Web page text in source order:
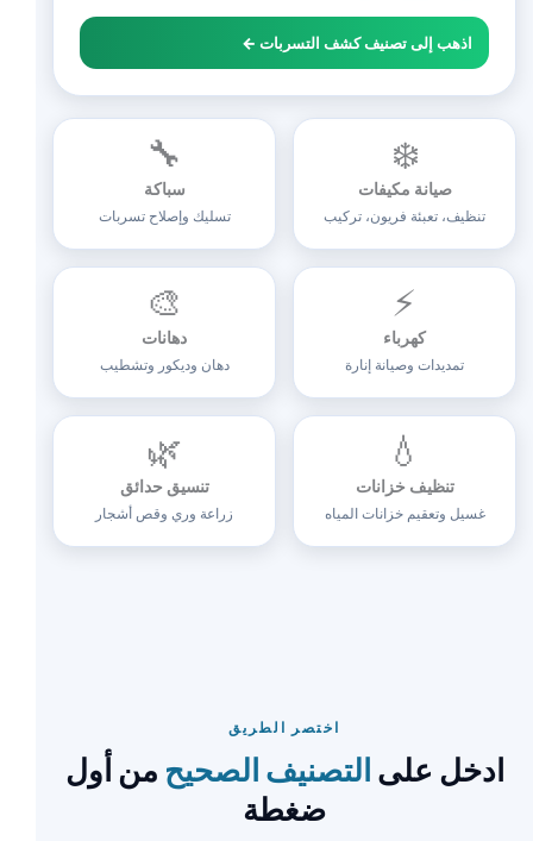
اذهب إلى تصنيف كشف التسربات ←
❄️
صيانة مكيفات
تنظيف، تعبئة فريون، تركيب
🔧
سباكة
تسليك وإصلاح تسربات
⚡
كهرباء
تمديدات وصيانة إنارة
🎨
دهانات
دهان وديكور وتشطيب
💧
تنظيف خزانات
غسيل وتعقيم خزانات المياه
🌿
تنسيق حدائق
زراعة وري وقص أشجار
اختصر الطريق
ادخل على التصنيف الصحيح من أول
ضغطة